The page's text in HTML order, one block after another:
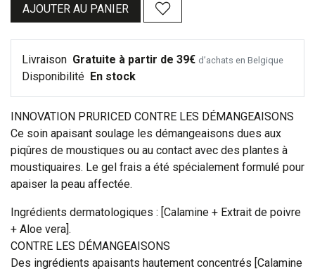
AJOUTER AU PANIER
Livraison Gratuite à partir de 39€ d’achats en Belgique
Disponibilité En stock
INNOVATION PRURICED CONTRE LES DÉMANGEAISONS
Ce soin apaisant soulage les démangeaisons dues aux
piqûres de moustiques ou au contact avec des plantes à
moustiquaires. Le gel frais a été spécialement formulé pour
apaiser la peau affectée.
Ingrédients dermatologiques : [Calamine + Extrait de poivre
+ Aloe vera].
CONTRE LES DÉMANGEAISONS
Des ingrédients apaisants hautement concentrés [Calamine